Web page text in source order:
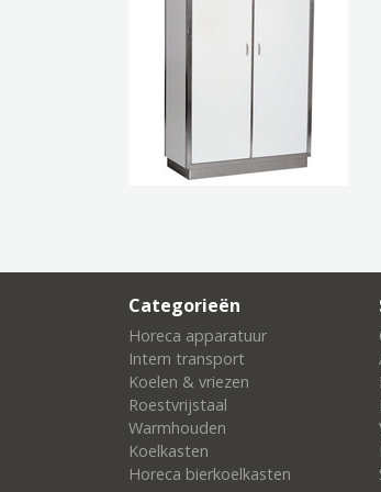
Categorieën
Horeca apparatuur
Intern transport
Koelen & vriezen
Roestvrijstaal
Warmhouden
Koelkasten
Horeca bierkoelkasten